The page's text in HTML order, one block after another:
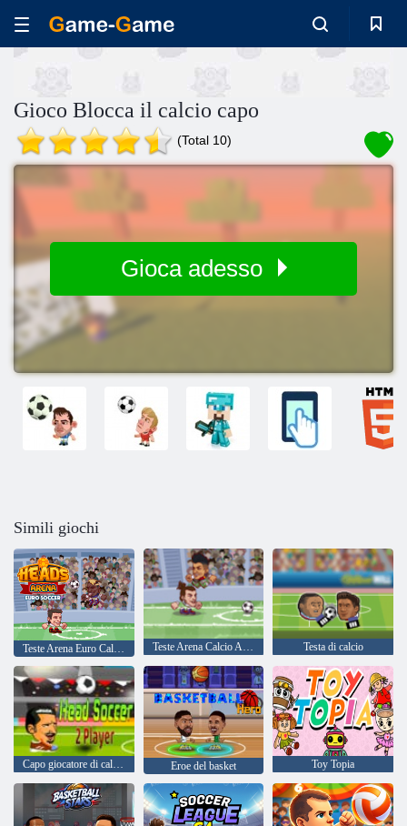
Gioco Blocca il calcio capo
(Total 10)
Gioca adesso
Simili giochi
Teste Arena Euro Calcio Teste Arena Calcio All Stars Testa di calcio
Capo giocatore di calcio 2 Eroe del basket Toy Topia